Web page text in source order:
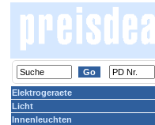
Elektrogeraete
Licht
Innenleuchten